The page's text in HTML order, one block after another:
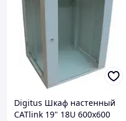
Digitus Шкаф настенный
CATlink 19" 18U 600x600